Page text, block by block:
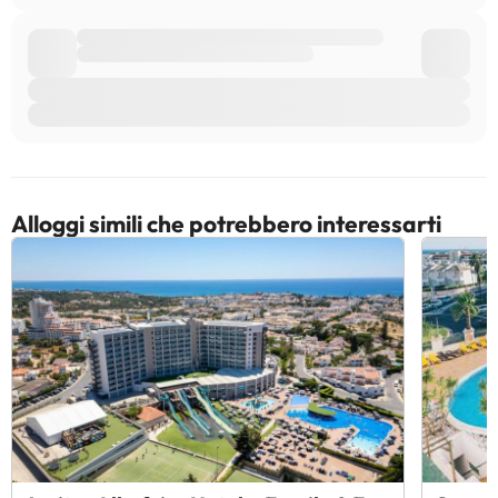
Alloggi simili che potrebbero interessarti